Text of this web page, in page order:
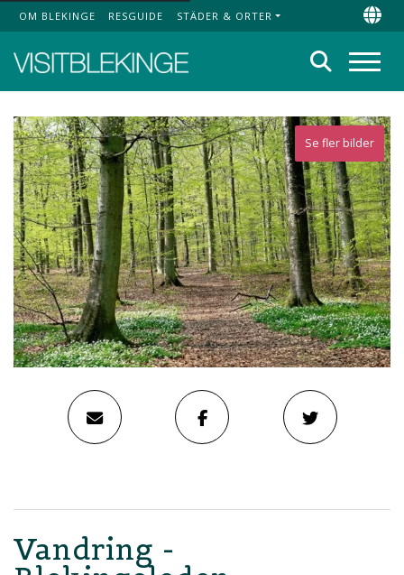
Top Menu
OM BLEKINGE RESGUIDE STÄDER & ORTER
Sök
Se fler bilder
Vandring -